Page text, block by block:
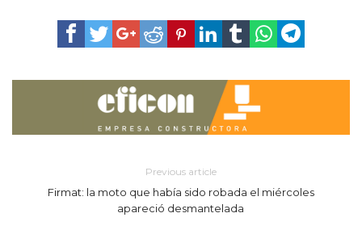
Previous article
Firmat: la moto que había sido robada el miércoles
apareció desmantelada